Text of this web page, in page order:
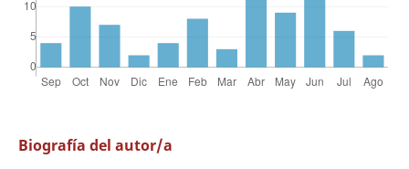
Biografía del autor/a